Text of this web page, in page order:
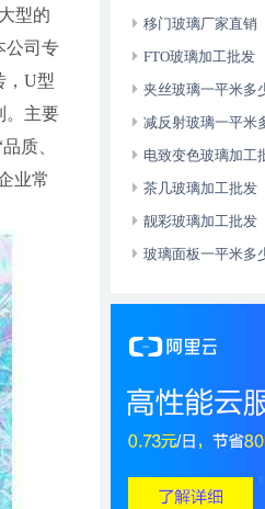
型的
公司专
，U型
。主要
质、
业常
移门玻璃厂家直销
FTO玻璃加工批发
夹丝玻璃一平米多
减反射玻璃一平米
电致变色玻璃加工
茶几玻璃加工批发
靓彩玻璃加工批发
玻璃面板一平米多